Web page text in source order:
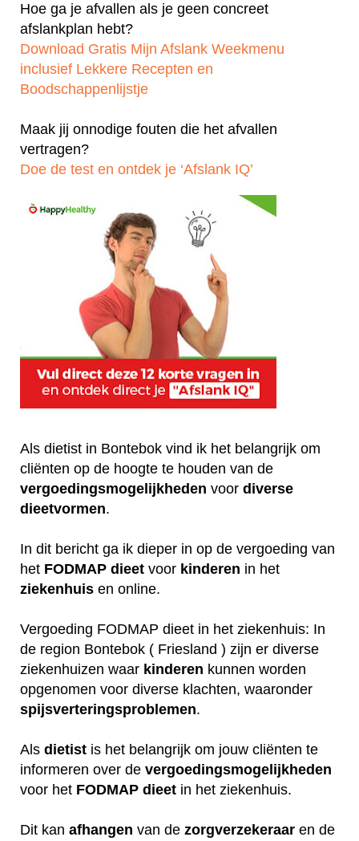
Hoe ga je afvallen als je geen concreet
afslankplan hebt?
Download Gratis Mijn Afslank Weekmenu
inclusief Lekkere Recepten en
Boodschappenlijstje
Maak jij onnodige fouten die het afvallen
vertragen?
Doe de test en ontdek je ‘Afslank IQ’
Als dietist in Bontebok vind ik het belangrijk om
cliënten op de hoogte te houden van de
vergoedingsmogelijkheden voor diverse
dieetvormen.
In dit bericht ga ik dieper in op de vergoeding van
het FODMAP dieet voor kinderen in het
ziekenhuis en online.
Vergoeding FODMAP dieet in het ziekenhuis: In
de region Bontebok ( Friesland ) zijn er diverse
ziekenhuizen waar kinderen kunnen worden
opgenomen voor diverse klachten, waaronder
spijsverteringsproblemen.
Als dietist is het belangrijk om jouw cliënten te
informeren over de vergoedingsmogelijkheden
voor het FODMAP dieet in het ziekenhuis.
Dit kan afhangen van de zorgverzekeraar en de